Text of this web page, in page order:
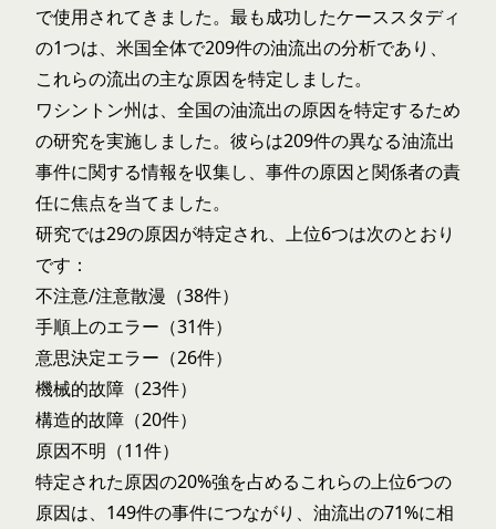
で使用されてきました。最も成功したケーススタディ
の1つは、米国全体で209件の油流出の分析であり、
これらの流出の主な原因を特定しました。
ワシントン州は、全国の油流出の原因を特定するため
の研究を実施しました。彼らは209件の異なる油流出
事件に関する情報を収集し、事件の原因と関係者の責
任に焦点を当てました。
研究では29の原因が特定され、上位6つは次のとおり
です：
不注意/注意散漫（38件）
手順上のエラー（31件）
意思決定エラー（26件）
機械的故障（23件）
構造的故障（20件）
原因不明（11件）
特定された原因の20%強を占めるこれらの上位6つの
原因は、149件の事件につながり、油流出の71%に相